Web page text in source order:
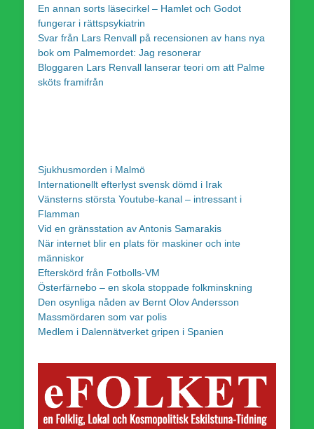
En annan sorts läsecirkel – Hamlet och Godot
fungerar i rättspsykiatrin
Svar från Lars Renvall på recensionen av hans nya
bok om Palmemordet: Jag resonerar
Bloggaren Lars Renvall lanserar teori om att Palme
sköts framifrån
Sjukhusmorden i Malmö
Internationellt efterlyst svensk dömd i Irak
Vänsterns största Youtube-kanal – intressant i
Flamman
Vid en gränsstation av Antonis Samarakis
När internet blir en plats för maskiner och inte
människor
Efterskörd från Fotbolls-VM
Österfärnebo – en skola stoppade folkminskning
Den osynliga nåden av Bernt Olov Andersson
Massmördaren som var polis
Medlem i Dalennätverket gripen i Spanien